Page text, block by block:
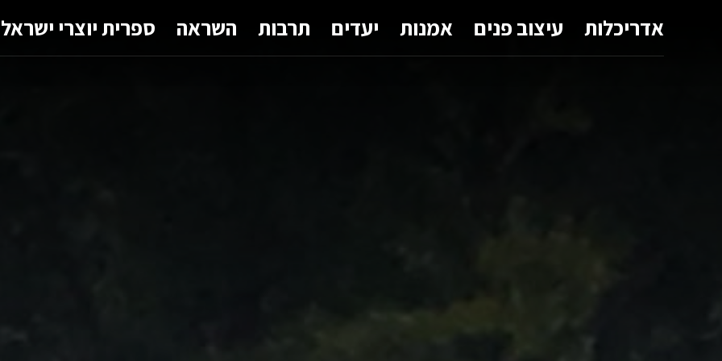
אדריכלות עיצוב פנים אמנות יעדים תרבות השראה ספרית יוצרי ישראל